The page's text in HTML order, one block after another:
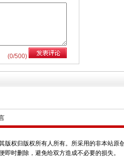
(0/500)
权归版权所有人所有。所采用的非本站原
时删除，避免给双方造成不必要的损失。